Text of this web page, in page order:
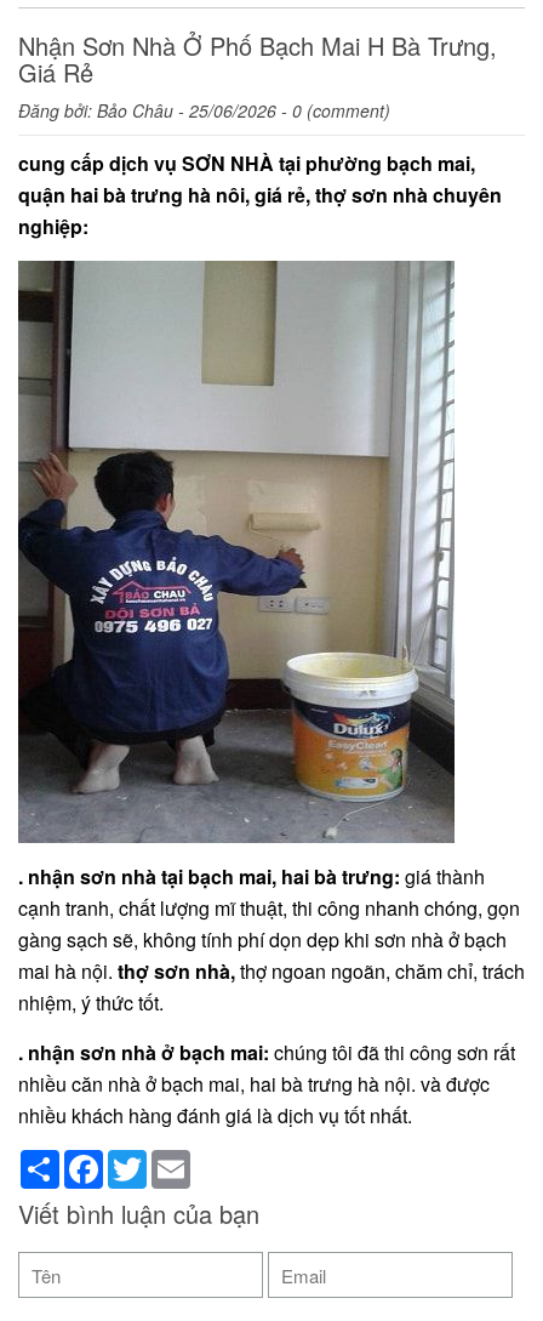
Nhận Sơn Nhà Ở Phố Bạch Mai H Bà Trưng,
Giá Rẻ
Đăng bởi: Bảo Châu - 25/06/2026 - 0 (comment)
cung cấp dịch vụ SƠN NHÀ tại phường bạch mai,
quận hai bà trưng hà nôi, giá rẻ, thợ sơn nhà chuyên
nghiệp:
. nhận sơn nhà tại bạch mai, hai bà trưng: giá thành
cạnh tranh, chất lượng mĩ thuật, thi công nhanh chóng, gọn
gàng sạch sẽ, không tính phí dọn dẹp khi sơn nhà ở bạch
mai hà nội. thợ sơn nhà,thợ ngoan ngoãn, chăm chỉ, trách
nhiệm, ý thức tốt.
. nhận sơn nhà ở bạch mai: chúng tôi đã thi công sơn rất
nhiều căn nhà ở bạch mai, hai bà trưng hà nội. và được
nhiều khách hàng đánh giá là dịch vụ tốt nhất.
ShareFacebook
Twitter
Viết bình luận của bạn